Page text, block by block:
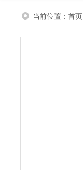
当前位置： 首页